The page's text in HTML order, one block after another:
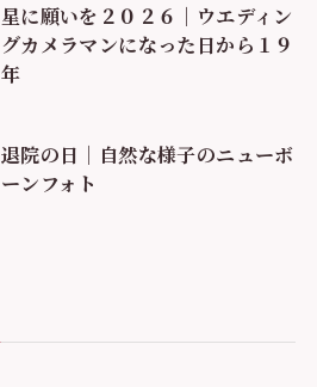
星に願いを２０２６｜ウエディン
グカメラマンになった日から１９
年
退院の日｜自然な様子のニューボ
ーンフォト